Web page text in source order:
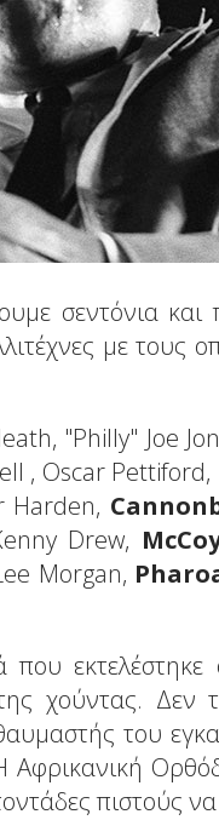
σεντόνια
με τους
"Philly" Joe
, Oscar Pettiford,
Harden,
Drew,
Morgan,
χούντας.
του
πιστούς